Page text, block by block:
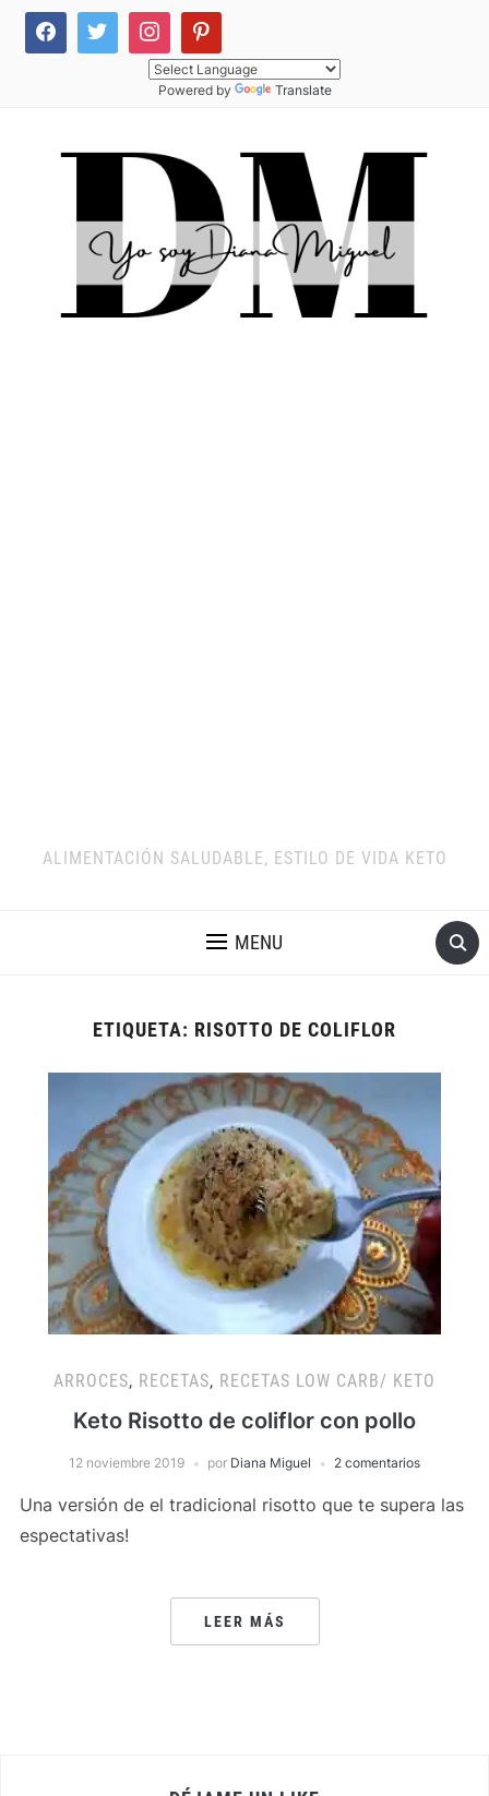
Powered by Translate
ALIMENTACIÓN SALUDABLE, ESTILO DE VIDA KETO
MENU
ETIQUETA: RISOTTO DE COLIFLOR
ARROCES, RECETAS, RECETAS LOW CARB/ KETO
Keto Risotto de coliflor con pollo
12 noviembre 2019 por Diana Miguel 2 comentarios
Una versión de el tradicional risotto que te supera las
espectativas!
LEER MÁS